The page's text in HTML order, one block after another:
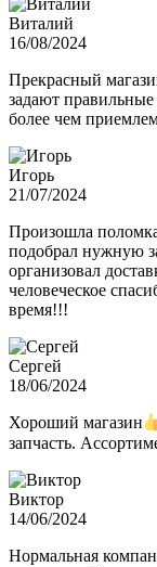
Виталий
16/08/2024
Прекрасный
задают
более чем
Игорь
21/07/2024
Произошла
подобрал нужную
организовал
человеческое
время!!!
Сергей
18/06/2024
Хороший магазин
запчасть.
Виктор
14/06/2024
Нормальная